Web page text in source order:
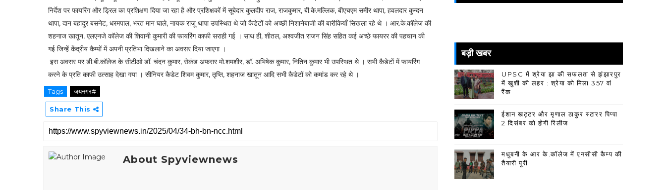
निर्देश पर फायरिंग और ड्रिल का प्रशिक्षण दिया जा रहा है और प्रशिक्षकों में सूबेदार कुलदीप राज, राजकुमार, बी.के.मल्लिक, बीएचएम समीर थापा, हवलदार कुन्दन
थापा, दान बहादुर बसनेट, धरमपाल, भरत मान घाले, नायक राजू थापा उपस्थित थे जो कैडेटों को अच्छी निशानेबाजी की बारीकियाँ सिखला रहे थे । आर.के.कॉलेज की
शहनाज खातून, एलएनजे कॉलेज की शिवानी कुमारी की फायरिंग काफी सराही गई । साथ ही, शीतल, अश्वजीत राजन सिंह सहित कई अच्छे फायरर की पहचान की
गई जिन्हें केंद्रीय कैम्पों में अपनी प्रतिभा दिखलाने का अवसर दिया जाएगा ।
इस अवसर पर डी.बी.कॉलेज के सीटीओ डॉ. चंदन कुमार, सेकंड अफसर मो.शमशीर, डॉ. अभिषेक कुमार, नितिन कुमार भी उपस्थित थे । सभी कैडेटों में फायरिंग
करने के प्रति काफी उत्साह देखा गया । सीनियर कैडेट शिवम कुमार, तृप्ति, शहनाज खातून आदि सभी कैडेटों को कमांड कर रहे थे ।
Tags जयनगर#
Share This
About Spyviewnews
बड़ी खबर
UPSC में श्रेया झा की सफलता से झंझारपुर
में खुशी की लहर : श्रेया को मिला 357 वां
रैंक
ईशान खट्टर और मृणाल ठाकुर स्टारर पिप्पा
2 दिसंबर को होगी रिलीज
मधुबनी के आर के.कॉलेज में एनसीसी कैम्प की
तैयारी पूरी